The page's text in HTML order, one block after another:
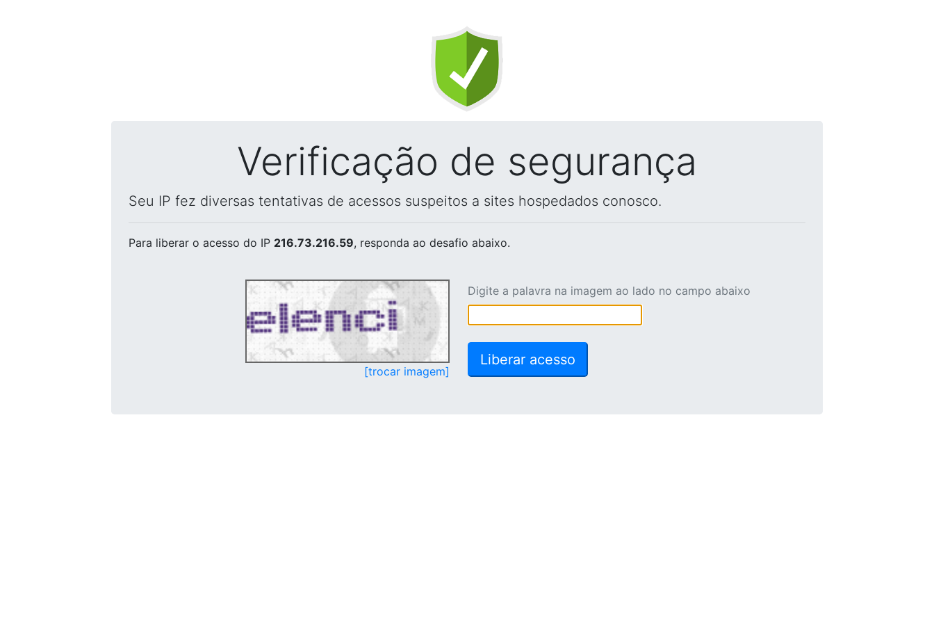
Verificação de segurança
Seu IP fez diversas tentativas de acessos suspeitos a sites hospedados conosco.
Para liberar o acesso do IP 216.73.216.59, responda ao desafio abaixo.
[trocar imagem]
Digite a palavra na imagem ao lado no campo abaixo